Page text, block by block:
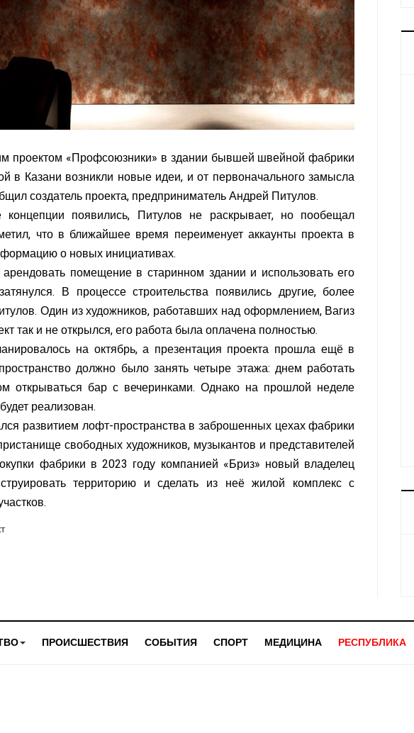
проектом «Профсоюзники» в здании бывшей швейной фабрики
в Казани возникли новые идеи, и от первоначального замысла
создатель проекта, предприниматель Андрей Питулов.
концепции появились, Питулов не раскрывает, но пообещал
что в ближайшее время переименует аккаунты проекта в
о новых инициативах.
помещение в старинном здании и использовать его
В процессе строительства появились другие, более
Один из художников, работавших над оформлением, Вагиз
так и не открылся, его работа была оплачена полностью.
на октябрь, а презентация проекта прошла ещё в
должно было занять четыре этажа: днем работать
открываться бар с вечеринками. Однако на прошлой неделе
реализован.
развитием лофт-пространства в заброшенных цехах фабрики
свободных художников, музыкантов и представителей
фабрики в 2023 году компанией «Бриз» новый владелец
территорию и сделать из неё жилой комплекс с
ПРОИСШЕСТВИЯ СОБЫТИЯ СПОРТ МЕДИЦИНА РЕСПУБЛИКА